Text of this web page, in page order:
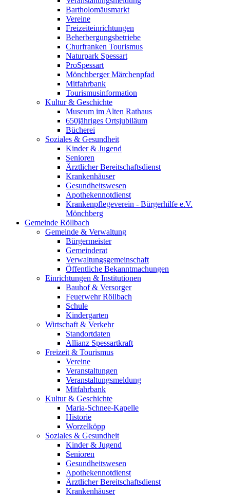
Bartholomäusmarkt
Vereine
Freizeiteinrichtungen
Beherbergungsbetriebe
Churfranken Tourismus
Naturpark Spessart
ProSpessart
Mönchberger Märchenpfad
Mitfahrbank
Tourismusinformation
Kultur & Geschichte
Museum im Alten Rathaus
650jähriges Ortsjubiläum
Bücherei
Soziales & Gesundheit
Kinder & Jugend
Senioren
Ärztlicher Bereitschaftsdienst
Krankenhäuser
Gesundheitswesen
Apothekennotdienst
Krankenpflegeverein - Bürgerhilfe e.V.
Mönchberg
Gemeinde Röllbach
Gemeinde & Verwaltung
Bürgermeister
Gemeinderat
Verwaltungsgemeinschaft
Öffentliche Bekanntmachungen
Einrichtungen & Institutionen
Bauhof & Versorger
Feuerwehr Röllbach
Schule
Kindergarten
Wirtschaft & Verkehr
Standortdaten
Allianz Spessartkraft
Freizeit & Tourismus
Vereine
Veranstaltungen
Veranstaltungsmeldung
Mitfahrbank
Kultur & Geschichte
Maria-Schnee-Kapelle
Historie
Worzelköpp
Soziales & Gesundheit
Kinder & Jugend
Senioren
Gesundheitswesen
Apothekennotdienst
Ärztlicher Bereitschaftsdienst
Krankenhäuser